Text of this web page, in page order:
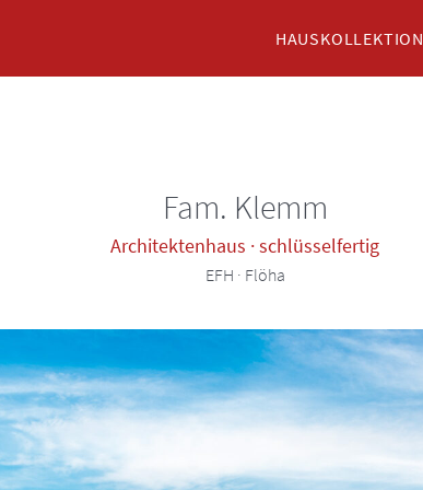
HAUSKOLLEKTION
Fam. Klemm
Architektenhaus · schlüsselfertig
EFH · Flöha